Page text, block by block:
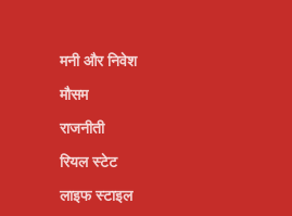
मनी और निवेश
मौसम
राजनीती
रियल स्टेट
लाइफ स्टाइल